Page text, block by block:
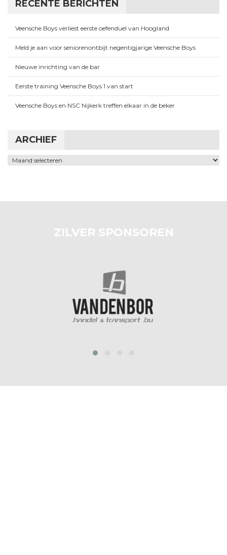
RECENTE BERICHTEN
Veensche Boys verliest eerste oefenduel van Hoogland
Meld je aan voor seniorenontbijt negentigjarige Veensche Boys
Nieuwe inrichting van de bar
Eerste training Veensche Boys 1 van start
Veensche Boys en NSC Nijkerk treffen elkaar in de beker
ARCHIEF
Archief
ZILVER SPONSOREN
prev